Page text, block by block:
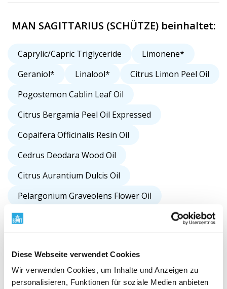
Diese Webseite verwendet Cookies
Wir verwenden Cookies, um Inhalte und Anzeigen zu
personalisieren, Funktionen für soziale Medien anbieten
MAN SAGITTARIUS (SCHÜTZE) beinhaltet:
Caprylic/Capric Triglyceride
Limonene*
Geraniol*
Linalool*
Citrus Limon Peel Oil
Pogostemon Cablin Leaf Oil
Citrus Bergamia Peel Oil Expressed
Copaifera Officinalis Resin Oil
Cedrus Deodara Wood Oil
Citrus Aurantium Dulcis Oil
Pelargonium Graveolens Flower Oil
Cananga Odorata Flower Oil
Eucalyptus Globulus Leaf Oil
Benzyl Benzoate*
Dipterocarpus Turbinatus Balsam Oil